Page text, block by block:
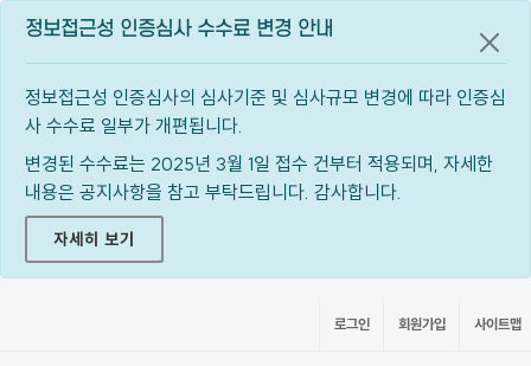
정보접근성 인증심사 수수료 변경 안내
정보접근성 인증심사의 심사기준 및 심사규모 변경에 따라 인증심
사 수수료 일부가 개편됩니다.
변경된 수수료는 2025년 3월 1일 접수 건부터 적용되며, 자세한
내용은 공지사항을 참고 부탁드립니다. 감사합니다.
자세히 보기
공지
로그인 회원가입 사이트맵